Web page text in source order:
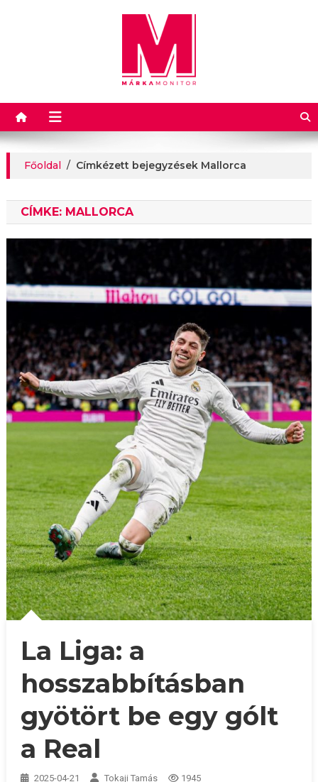
Márkamonitor
Főoldal / Címkézett bejegyzések Mallorca
CÍMKE: MALLORCA
La Liga: a
hosszabbításban
gyötört be egy gólt
a Real
2025-04-21 Tokaji Tamás 1945